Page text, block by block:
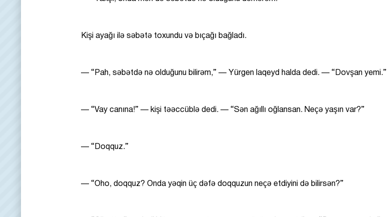
Kişi ayağı ilə səbətə toxundu və bıçağı bağladı.
— “Pah, səbətdə nə olduğunu bilirəm,” — Yürgen laqeyd halda dedi. — “Dovşan yemi.”
— “Vay canına!” — kişi təəccüblə dedi. — “Sən ağıllı oğlansan. Neçə yaşın var?”
— “Doqquz.”
— “Oho, doqquz? Onda yəqin üç dəfə doqquzun neçə etdiyini də bilirsən?”